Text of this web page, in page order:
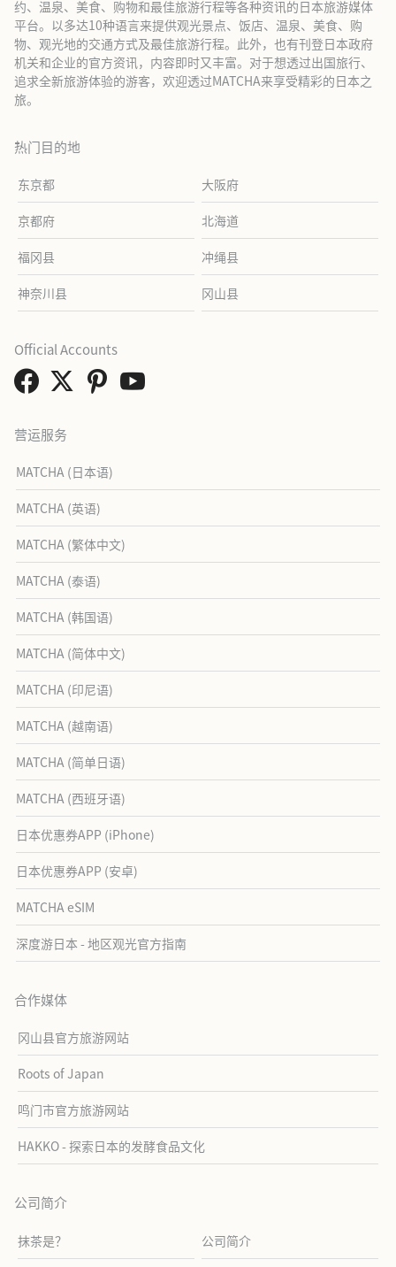
约、温泉、美食、购物和最佳旅游行程等各种资讯的日本旅游媒体
平台。以多达10种语言来提供观光景点、饭店、温泉、美食、购
物、观光地的交通方式及最佳旅游行程。此外，也有刊登日本政府
机关和企业的官方资讯，内容即时又丰富。对于想透过出国旅行、
追求全新旅游体验的游客，欢迎透过MATCHA来享受精彩的日本之
旅。
热门目的地
东京都 大阪府
京都府 北海道
福冈县 冲绳县
神奈川县 冈山县
营运服务
MATCHA (日本语)
MATCHA (英语)
MATCHA (繁体中文)
MATCHA (泰语)
MATCHA (韩国语)
MATCHA (简体中文)
MATCHA (印尼语)
MATCHA (越南语)
MATCHA (简单日语)
MATCHA (西班牙语)
日本优惠券APP (iPhone)
日本优惠券APP (安卓)
MATCHA eSIM
深度游日本 - 地区观光官方指南
合作媒体
冈山县官方旅游网站
Roots of Japan
鸣门市官方旅游网站
HAKKO - 探索日本的发酵食品文化
公司简介
抹茶是？ 公司简介
Official Accounts